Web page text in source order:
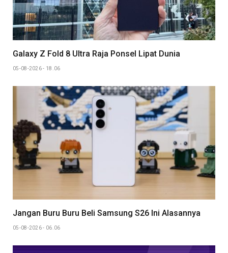
Galaxy Z Fold 8 Ultra Raja Ponsel Lipat Dunia
05-08-2026 - 18.06
Jangan Buru Buru Beli Samsung S26 Ini Alasannya
05-08-2026 - 06.06